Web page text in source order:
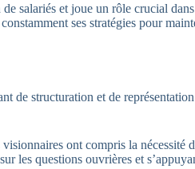
salariés et joue un rôle crucial
ses stratégies pour
de structuration et de
ont compris la nécessité
les questions ouvrières et